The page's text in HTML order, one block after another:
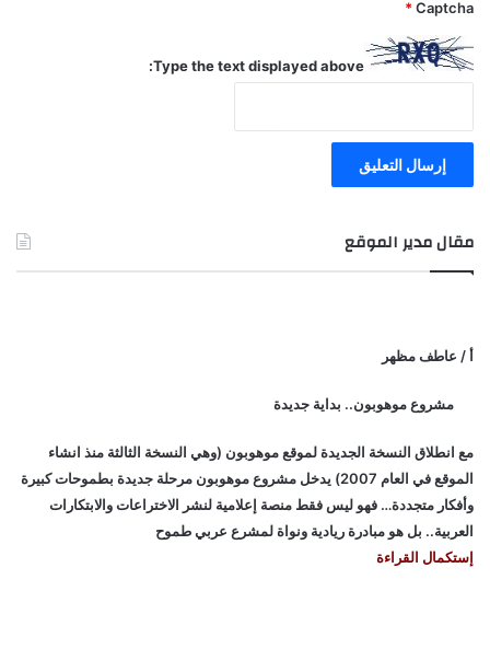
Captcha
*
Type the text displayed above:
مقال مدير الموقع
أ / عاطف مظهر
مشروع موهوبون.. بداية جديدة
مع انطلاق النسخة الجديدة لموقع موهوبون (وهي النسخة الثالثة منذ انشاء
الموقع في العام 2007) يدخل مشروع موهوبون مرحلة جديدة بطموحات كبيرة
وأفكار متجددة… فهو ليس فقط منصة إعلامية لنشر الاختراعات والابتكارات
العربية.. بل هو مبادرة ريادية ونواة لمشرع عربي طموح
إستكمال القراءة